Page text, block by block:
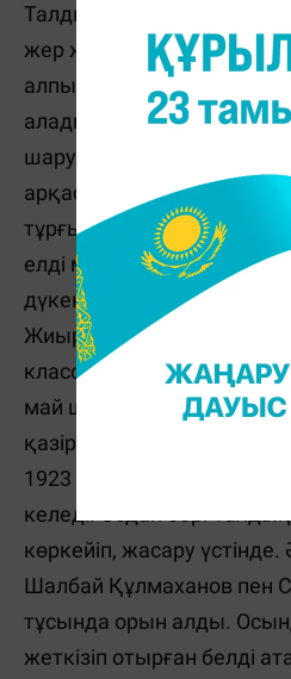
Талдықорған. Жетісудың
жер жәннаты сонау он
алпысыншы жылдарынан
алады.Кішкене ғана
шаруаларының көптеп
арқасында Гавриловка
тұрғызылған-мыс. Екі
елді мекенде сол
дүкендер не бәрі үш
Жиырмасыншы ғасырдың
класстық дін мектебі,
май шығаратын
қазіргі қолданып
1923 жылдан бері өз
келеді. Содан бері
көркейіп, жасару үстінде.
Шалбай Құлмаxанов пен
тұсында орын алды.
жеткізіп отырған белді